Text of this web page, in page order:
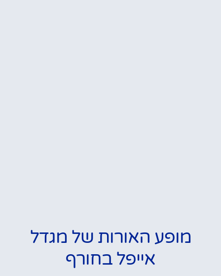
מופע האורות של מגדל
אייפל בחורף